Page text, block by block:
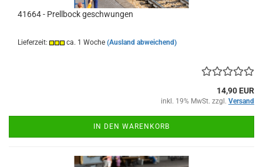
41664 - Prellbock geschwungen
Lieferzeit: ca. 1 Woche (Ausland abweichend)
14,90 EUR
inkl. 19% MwSt. zzgl. Versand
IN DEN WARENKORB